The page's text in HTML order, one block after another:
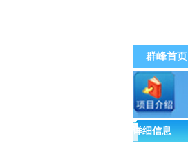
群峰首页
群峰直播
详细信息